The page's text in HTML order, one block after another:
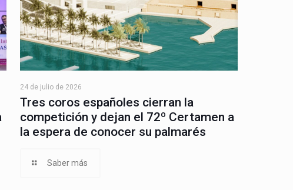
24 de julio de 2026
Tres coros españoles cierran la
competición y dejan el 72º Certamen a
la espera de conocer su palmarés
Saber más